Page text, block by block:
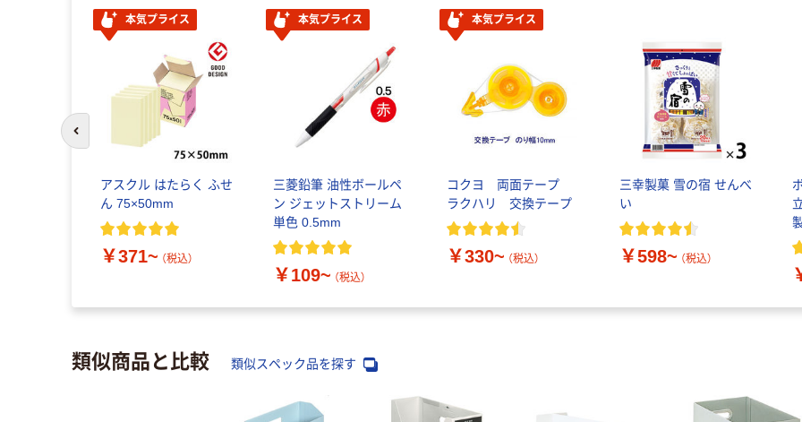
本気プライス
アスクル はたらく ふせ
ん 75×50mm
￥371~ （税込）
本気プライス
三菱鉛筆 油性ボールペ
ン ジェットストリーム
単色 0.5mm
￥109~ （税込）
本気プライス
コクヨ 両面テープ
ラクハリ 交換テープ
￥330~ （税込）
三幸製菓 雪の宿 せんべ
い
￥598~ （税込）
前のスライドへ
類似商品と比較 類似スペック品を探す